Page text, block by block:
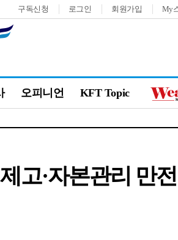
구독신청 로그인 회원가입 My
오피니언 KFT Topic
고·자본관리 만